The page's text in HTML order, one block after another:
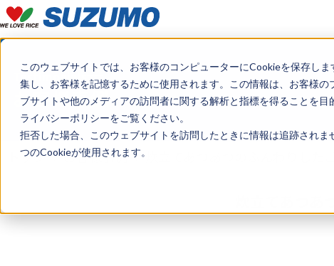
このウェブサイトでは、お客様のコンピューターにCookieを保存し
集し、お客様を記憶するために使用されます。この情報は、お客様
ブサイトや他のメディアの訪問者に関する解析と指標を得ることを
ライバシーポリシーをご覧ください。
拒否した場合、このウェブサイトを訪問したときに情報は追跡され
つのCookieが使用されます。
Testimonials
お客様事例
トップ お客様事例 炊立てあつあつのふんわりし
炊立てあつ